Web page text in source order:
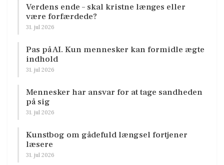
Verdens ende – skal kristne længes eller
være forfærdede?
31. jul 2026
Pas på AI. Kun mennesker kan formidle ægte
indhold
31. jul 2026
Mennesker har ansvar for at tage sandheden
på sig
31. jul 2026
Kunstbog om gådefuld længsel fortjener
læsere
31. jul 2026